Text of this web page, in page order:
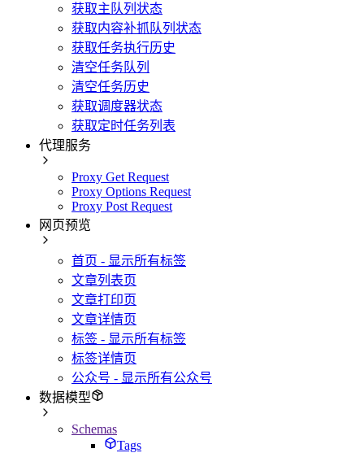
获取主队列状态
获取内容补抓队列状态
获取任务执行历史
清空任务队列
清空任务历史
获取调度器状态
获取定时任务列表
代理服务
Proxy Get Request
Proxy Options Request
Proxy Post Request
网页预览
首页 - 显示所有标签
文章列表页
文章打印页
文章详情页
标签 - 显示所有标签
标签详情页
公众号 - 显示所有公众号
数据模型
Schemas
Tags